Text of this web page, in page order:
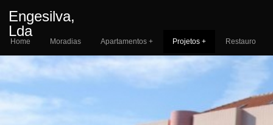
Engesilva,
Lda
Home Moradias Apartamentos + Projetos + Restauro